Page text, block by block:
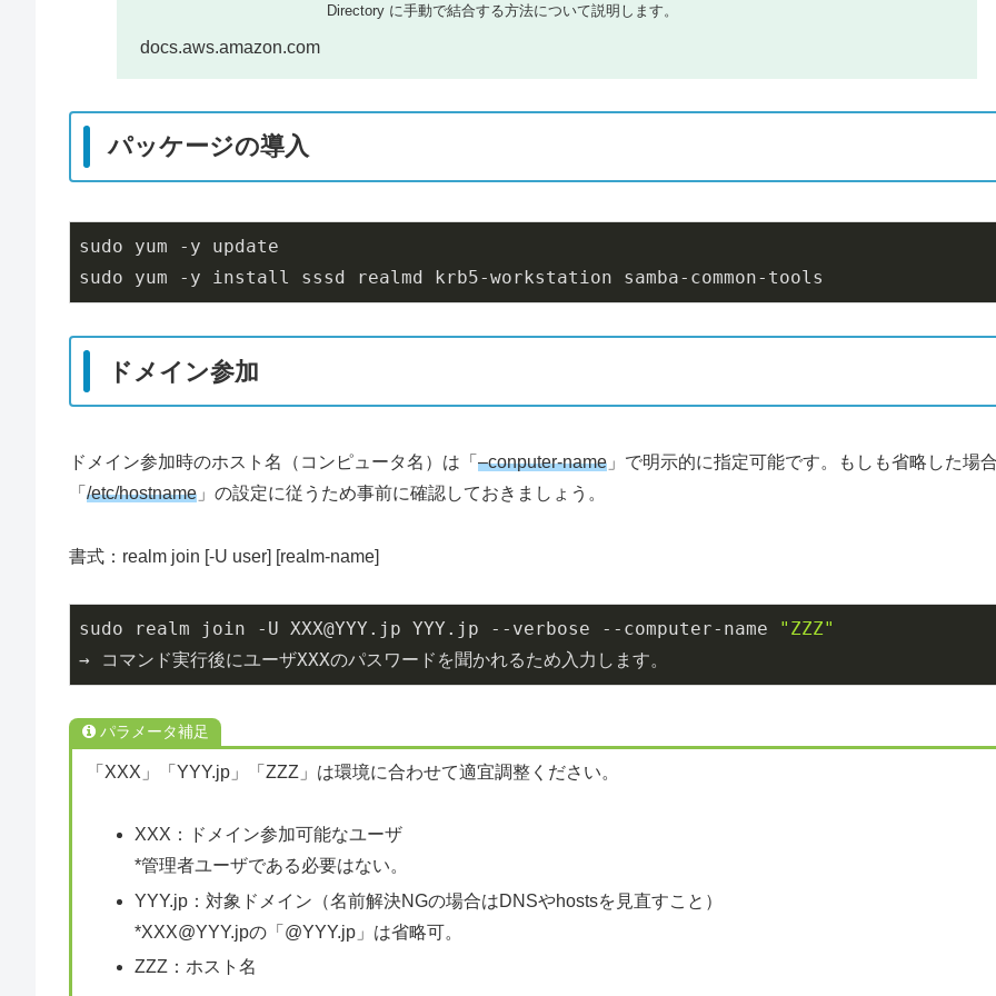
Directory に手動で結合する方法について説明します。
docs.aws.amazon.com
パッケージの導入
sudo yum -y update
sudo yum -y install sssd realmd krb5-workstation samba-common-tools
ドメイン参加
ドメイン参加時のホスト名（コンピュータ名）は「 –conputer-name 」で明示的に指定可能です。もしも省略した場
「 /etc/hostname 」の設定に従うため事前に確認しておきましょう。
書式：realm join [-U user] [realm-name]
sudo realm join -U XXX@YYY.jp YYY.jp --verbose --computer-name
"ZZZ"
→ コマンド実行後にユーザXXXのパスワードを聞かれるため入力します。
パラメータ補足
「XXX」「YYY.jp」「ZZZ」は環境に合わせて適宜調整ください。
XXX：ドメイン参加可能なユーザ
*管理者ユーザである必要はない。
YYY.jp：対象ドメイン（名前解決NGの場合はDNSやhostsを見直すこと）
*XXX@YYY.jpの「@YYY.jp」は省略可。
ZZZ：ホスト名